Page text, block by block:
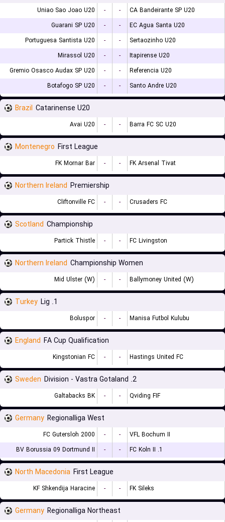
Uniao Sao Joao U20 - -
CA Bandeirante SP U20
Guarani SP U20
- -
EC Agua Santa U20
Portuguesa Santista U20
- -
Sertaozinho U20
Mirassol U20
- -
Itapirense U20
Gremio Osasco Audax SP U20
- -
Referencia U20
Botafogo SP U20
- - Santo Andre U20
Brazil Catarinense U20
Avai U20 - - Barra FC SC U20
Montenegro First League
FK Mornar Bar - - FK Arsenal Tivat
Northern Ireland Premiership
Cliftonville FC - - Crusaders FC
Scotland Championship
Partick Thistle - - FC Livingston
Northern Ireland Championship Women
Mid Ulster (W) - - Ballymoney United (W)
Turkey 1. Lig
Boluspor - - Manisa Futbol Kulubu
England FA Cup Qualification
Kingstonian FC - - Hastings United FC
Sweden 2. Division - Vastra Gotaland
Galtabacks BK - - Qviding FIF
Germany Regionalliga West
FC Gutersloh 2000 - -
VFL Bochum II
BV Borussia 09 Dortmund II
- - 1. FC Koln II
North Macedonia First League
KF Shkendija Haracine - - FK Sileks
Germany Regionalliga Northeast